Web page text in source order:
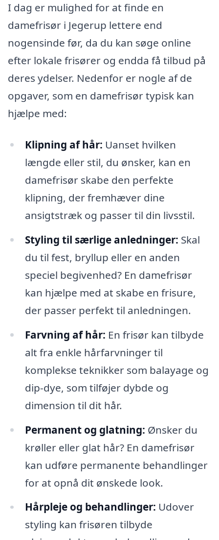
I dag er mulighed for at finde en
damefrisør i Jegerup lettere end
nogensinde før, da du kan søge online
efter lokale frisører og endda få tilbud på
deres ydelser. Nedenfor er nogle af de
opgaver, som en damefrisør typisk kan
hjælpe med:
Klipning af hår: Uanset hvilken
længde eller stil, du ønsker, kan en
damefrisør skabe den perfekte
klipning, der fremhæver dine
ansigtstræk og passer til din livsstil.
Styling til særlige anledninger: Skal
du til fest, bryllup eller en anden
speciel begivenhed? En damefrisør
kan hjælpe med at skabe en frisure,
der passer perfekt til anledningen.
Farvning af hår: En frisør kan tilbyde
alt fra enkle hårfarvninger til
komplekse teknikker som balayage og
dip-dye, som tilføjer dybde og
dimension til dit hår.
Permanent og glatning: Ønsker du
krøller eller glat hår? En damefrisør
kan udføre permanente behandlinger
for at opnå dit ønskede look.
Hårpleje og behandlinger: Udover
styling kan frisøren tilbyde